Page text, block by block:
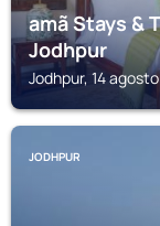
amã Stays &
Jodhpur
Jodhpur, 14
JODHPUR